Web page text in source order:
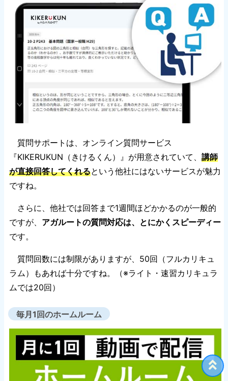
質問サポートは、オンライン質問サービス
『KIKERUKUN（きけるくん）』が用意されていて、 講師
が直接回答してくれるという他社にはないサービスが魅力
ですね。
さらに、他社では回答まで1週間ほどかかるのが一般的
ですが、 アガルートの質問対応は、とにかくスピーディー
です。
質問回数には制限がありますが、50回（フルカリキュ
ラム）もあれば十分ですね。（※ライト・速習カリキュラ
ムでは20回）
毎月1回のホームルーム